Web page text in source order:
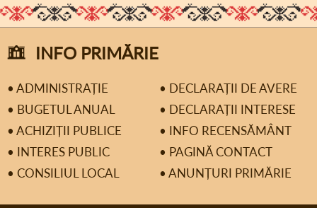
INFO PRIMĂRIE
• ADMINISTRAȚIE
• DECLARAȚII DE AVERE
• BUGETUL ANUAL
• DECLARAȚII INTERESE
• ACHIZIȚII PUBLICE
• INFO RECENSĂMÂNT
• INTERES PUBLIC
• PAGINĂ CONTACT
• CONSILIUL LOCAL
• ANUNȚURI PRIMĂRIE